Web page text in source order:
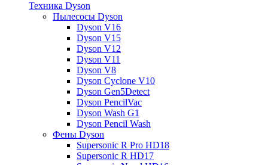
Техника Dyson
Пылесосы Dyson
Dyson V16
Dyson V15
Dyson V12
Dyson V11
Dyson V8
Dyson Cyclone V10
Dyson Gen5Detect
Dyson PencilVac
Dyson Wash G1
Dyson Pencil Wash
Фены Dyson
Supersonic R Pro HD18
Supersonic R HD17